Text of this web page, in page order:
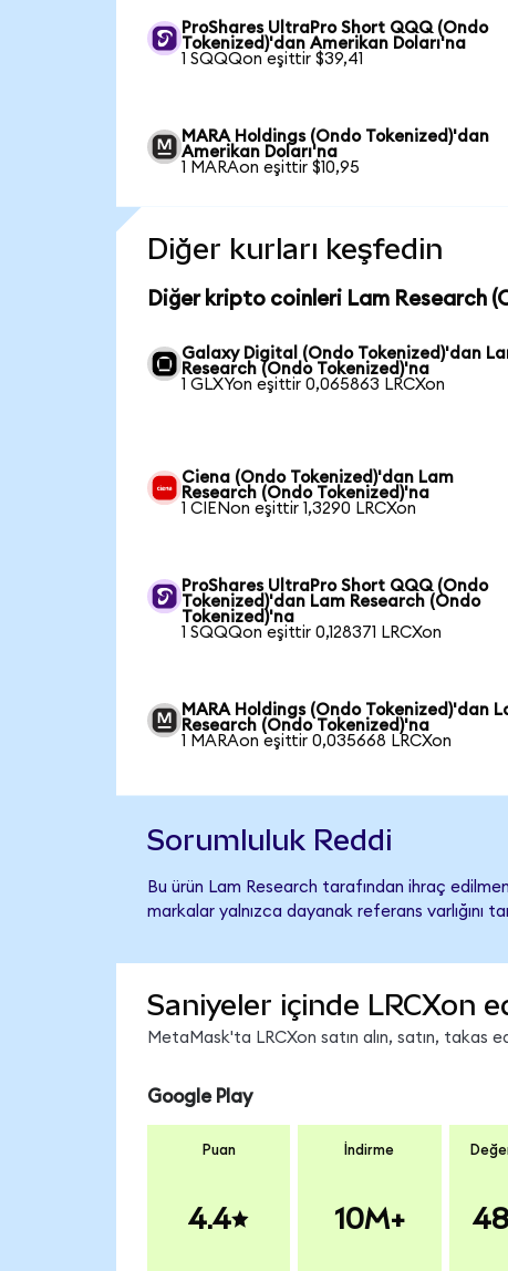
ProShares UltraPro Short QQQ (Ondo
Tokenized)'dan Amerikan Doları'na
1 SQQQon eşittir $39,41
MARA Holdings (Ondo Tokenized)'dan
Amerikan Doları'na
1 MARAon eşittir $10,95
Diğer kurları keşfedin
Diğer kripto coinleri Lam Research
Galaxy Digital (Ondo Tokenized)'dan
Research (Ondo Tokenized)'na
1 GLXYon eşittir 0,065863 LRCXon
Ciena (Ondo Tokenized)'dan Lam
Research (Ondo Tokenized)'na
1 CIENon eşittir 1,3290 LRCXon
ProShares UltraPro Short QQQ (Ondo
Tokenized)'dan Lam Research (Ondo
Tokenized)'na
1 SQQQon eşittir 0,128371 LRCXon
MARA Holdings (Ondo Tokenized)'dan
Research (Ondo Tokenized)'na
1 MARAon eşittir 0,035668 LRCXon
Sorumluluk Reddi
Bu ürün Lam Research tarafından ihraç
markalar yalnızca dayanak referans varlığını
Saniyeler içinde LRCXon
MetaMask'ta LRCXon satın alın, satın, takas
Google Play
Puan
4.4
İndirme
10M+